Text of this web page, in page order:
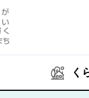
く